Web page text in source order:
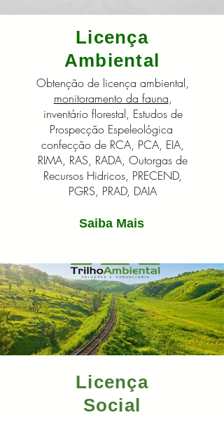
Licença
Ambiental
Obtenção de licença ambiental,
monitoramento da fauna,
inventário florestal, Estudos de
Prospecção Espeleológica
confecção de RCA, PCA, EIA,
RIMA, RAS, RADA, Outorgas de
Recursos Hidricos, PRECEND,
PGRS, PRAD, DAIA
Saiba Mais
Licença
Social